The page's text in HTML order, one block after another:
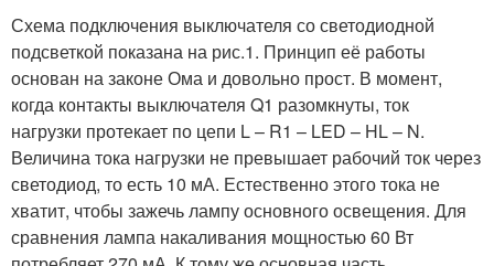
Схема подключения выключателя со светодиодной
подсветкой показана на рис.1. Принцип её работы
основан на законе Ома и довольно прост. В момент,
когда контакты выключателя Q1 разомкнуты, ток
нагрузки протекает по цепи L – R1 – LED – HL – N.
Величина тока нагрузки не превышает рабочий ток через
светодиод, то есть 10 мА. Естественно этого тока не
хватит, чтобы зажечь лампу основного освещения. Для
сравнения лампа накаливания мощностью 60 Вт